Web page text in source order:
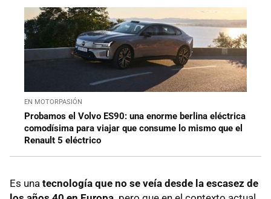
EN MOTORPASIÓN
Probamos el Volvo ES90: una enorme berlina eléctrica
comodísima para viajar que consume lo mismo que el
Renault 5 eléctrico
Es una tecnología que no se veía desde la escasez de